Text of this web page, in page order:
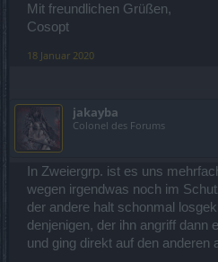
Mit freundlichen Grüßen,
Cosopt
18 Januar 2020
jakayba
Colonel des Forums
In Zweiergrp. ist es uns
wegen irgendwas noch im
der andere halt schonmal
denjenigen, der ihn angriff dann
und ging direkt auf den anderen